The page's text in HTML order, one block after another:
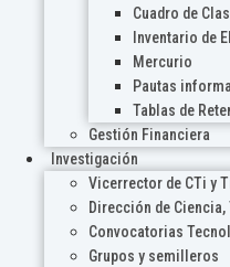
Cuadro de
Inventario de
Mercurio
Pautas
Tablas de
Gestión Financiera
Investigación
Vicerrector de CTi y
Dirección de
Convocatorias
Grupos y semilleros